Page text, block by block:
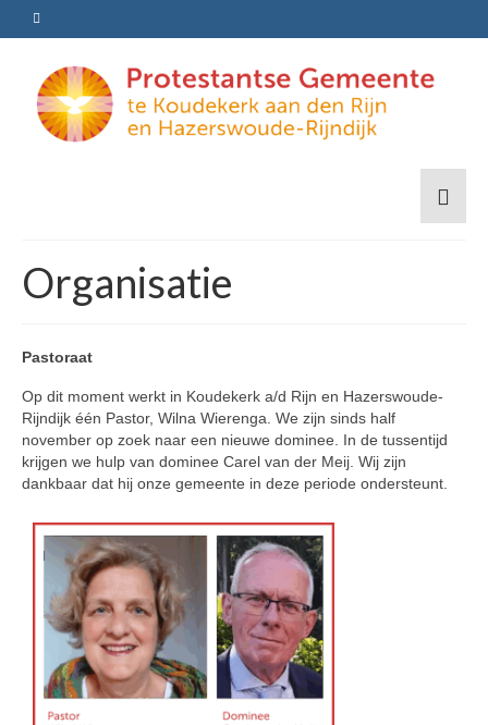
Organisatie
Pastoraat
Op dit moment werkt in Koudekerk a/d Rijn en Hazerswoude-
Rijndijk één Pastor, Wilna Wierenga. We zijn sinds half
november op zoek naar een nieuwe dominee. In de tussentijd
krijgen we hulp van dominee Carel van der Meij. Wij zijn
dankbaar dat hij onze gemeente in deze periode ondersteunt.